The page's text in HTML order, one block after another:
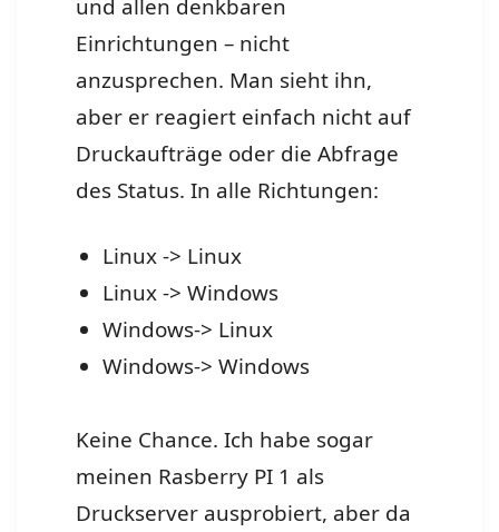
und allen denkbaren
Einrichtungen – nicht
anzusprechen. Man sieht ihn,
aber er reagiert einfach nicht auf
Druckaufträge oder die Abfrage
des Status. In alle Richtungen:
Linux -> Linux
Linux -> Windows
Windows-> Linux
Windows-> Windows
Keine Chance. Ich habe sogar
meinen Rasberry PI 1 als
Druckserver ausprobiert, aber da